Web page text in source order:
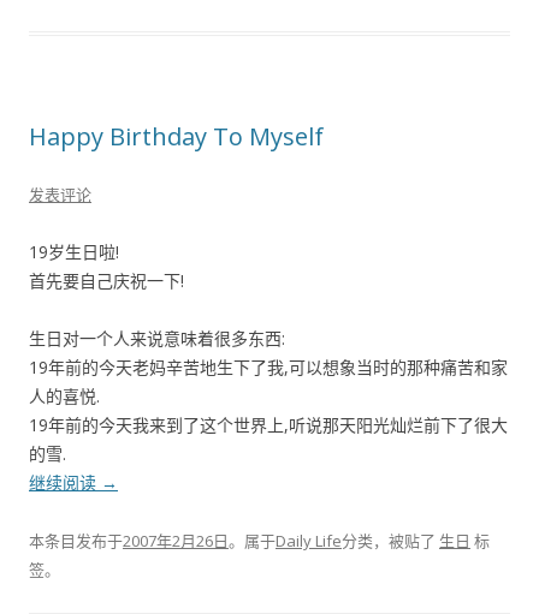
Happy Birthday To Myself
发表评论
19岁生日啦!
首先要自己庆祝一下!
生日对一个人来说意味着很多东西:
19年前的今天老妈辛苦地生下了我,可以想象当时的那种痛苦和家
人的喜悦.
19年前的今天我来到了这个世界上,听说那天阳光灿烂前下了很大
的雪.
继续阅读 →
本条目发布于2007年2月26日。属于Daily Life分类，被贴了 生日 标
签。